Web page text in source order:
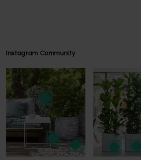
Instagram Community
Press to skip carousel